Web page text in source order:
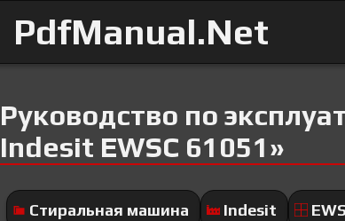
PdfManual.Net
Руководство по
Indesit EWSC 61051»
Стиральная машина
Indesit